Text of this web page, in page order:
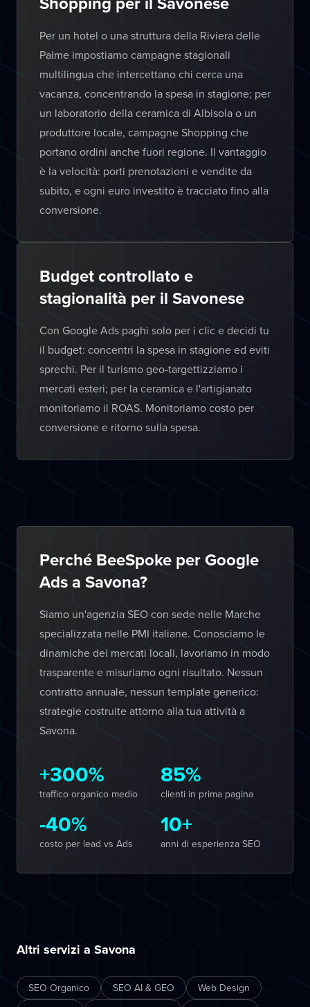
Per un hotel o una struttura della Riviera delle
Palme impostiamo campagne stagionali
multilingua che intercettano chi cerca una
vacanza, concentrando la spesa in stagione; per
un laboratorio della ceramica di Albisola o un
produttore locale, campagne Shopping che
portano ordini anche fuori regione. Il vantaggio
è la velocità: porti prenotazioni e vendite da
subito, e ogni euro investito è tracciato fino alla
conversione.
Budget controllato e
stagionalità per il Savonese
Con Google Ads paghi solo per i clic e decidi tu
il budget: concentri la spesa in stagione ed eviti
sprechi. Per il turismo geo-targettizziamo i
mercati esteri; per la ceramica e l'artigianato
monitoriamo il ROAS. Monitoriamo costo per
conversione e ritorno sulla spesa.
Perché BeeSpoke per Google
Ads a Savona?
Siamo un'agenzia SEO con sede nelle Marche
specializzata nelle PMI italiane. Conosciamo le
dinamiche dei mercati locali, lavoriamo in modo
trasparente e misuriamo ogni risultato. Nessun
contratto annuale, nessun template generico:
strategie costruite attorno alla tua attività a
Savona.
+300%
traffico organico medio
85%
clienti in prima pagina
-40%
costo per lead vs Ads
10+
anni di esperienza SEO
Altri servizi a Savona
SEO Organico SEO AI & GEO
Web Design